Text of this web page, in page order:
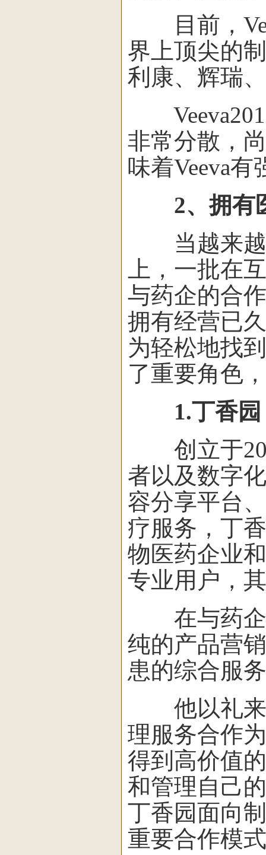
目前，
界上顶尖的
利康、辉瑞
非常分散，
味着Veeva
2、拥有
当越来越
上，一批在
与药企的合
拥有经营已
为轻松地找
了重要角色
1.丁香园
创立于
者以及数字
容分享平台
疗服务，丁
物医药企业
专业用户，
在与药企
纯的产品营
患的综合服
他以礼来
理服务合作
得到高价值
和管理自己
丁香园面向
重要合作模